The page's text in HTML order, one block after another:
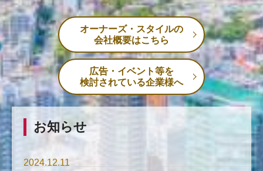
オーナーズ・スタイルの
会社概要はこちら
広告・イベント等を
検討されている企業様へ
お知らせ
2024.12.11